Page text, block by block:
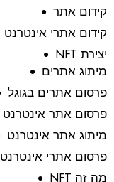
קידום אתר
קידום אתרי אינטרנט
יצירת NFT
מיתוג אתרים
פרסום אתרים בגוגל
פרסום אתר אינטרנט
מיתוג אתר אינטרנט
פרסום אתרי אינטרנט
מה זה NFT